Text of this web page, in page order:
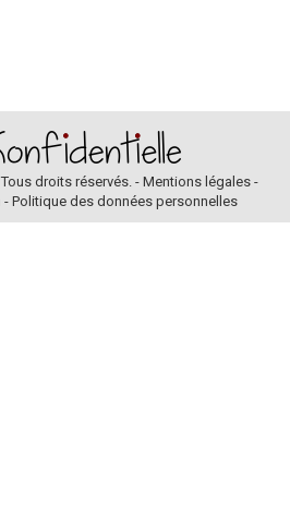
droits réservés. - Mentions légales -
- Politique des données personnelles